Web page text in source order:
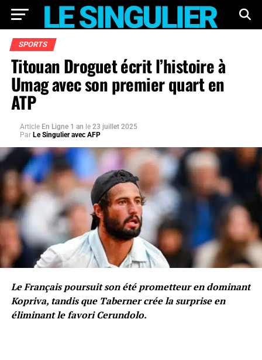
SPORTS
Titouan Droguet écrit l’histoire à
Umag avec son premier quart en
ATP
Article En Ligne 1 an le 23 juillet 2025
Par Le Singulier avec AFP
Le Français poursuit son été prometteur en dominant
Kopriva, tandis que Taberner crée la surprise en
éliminant le favori Cerundolo.